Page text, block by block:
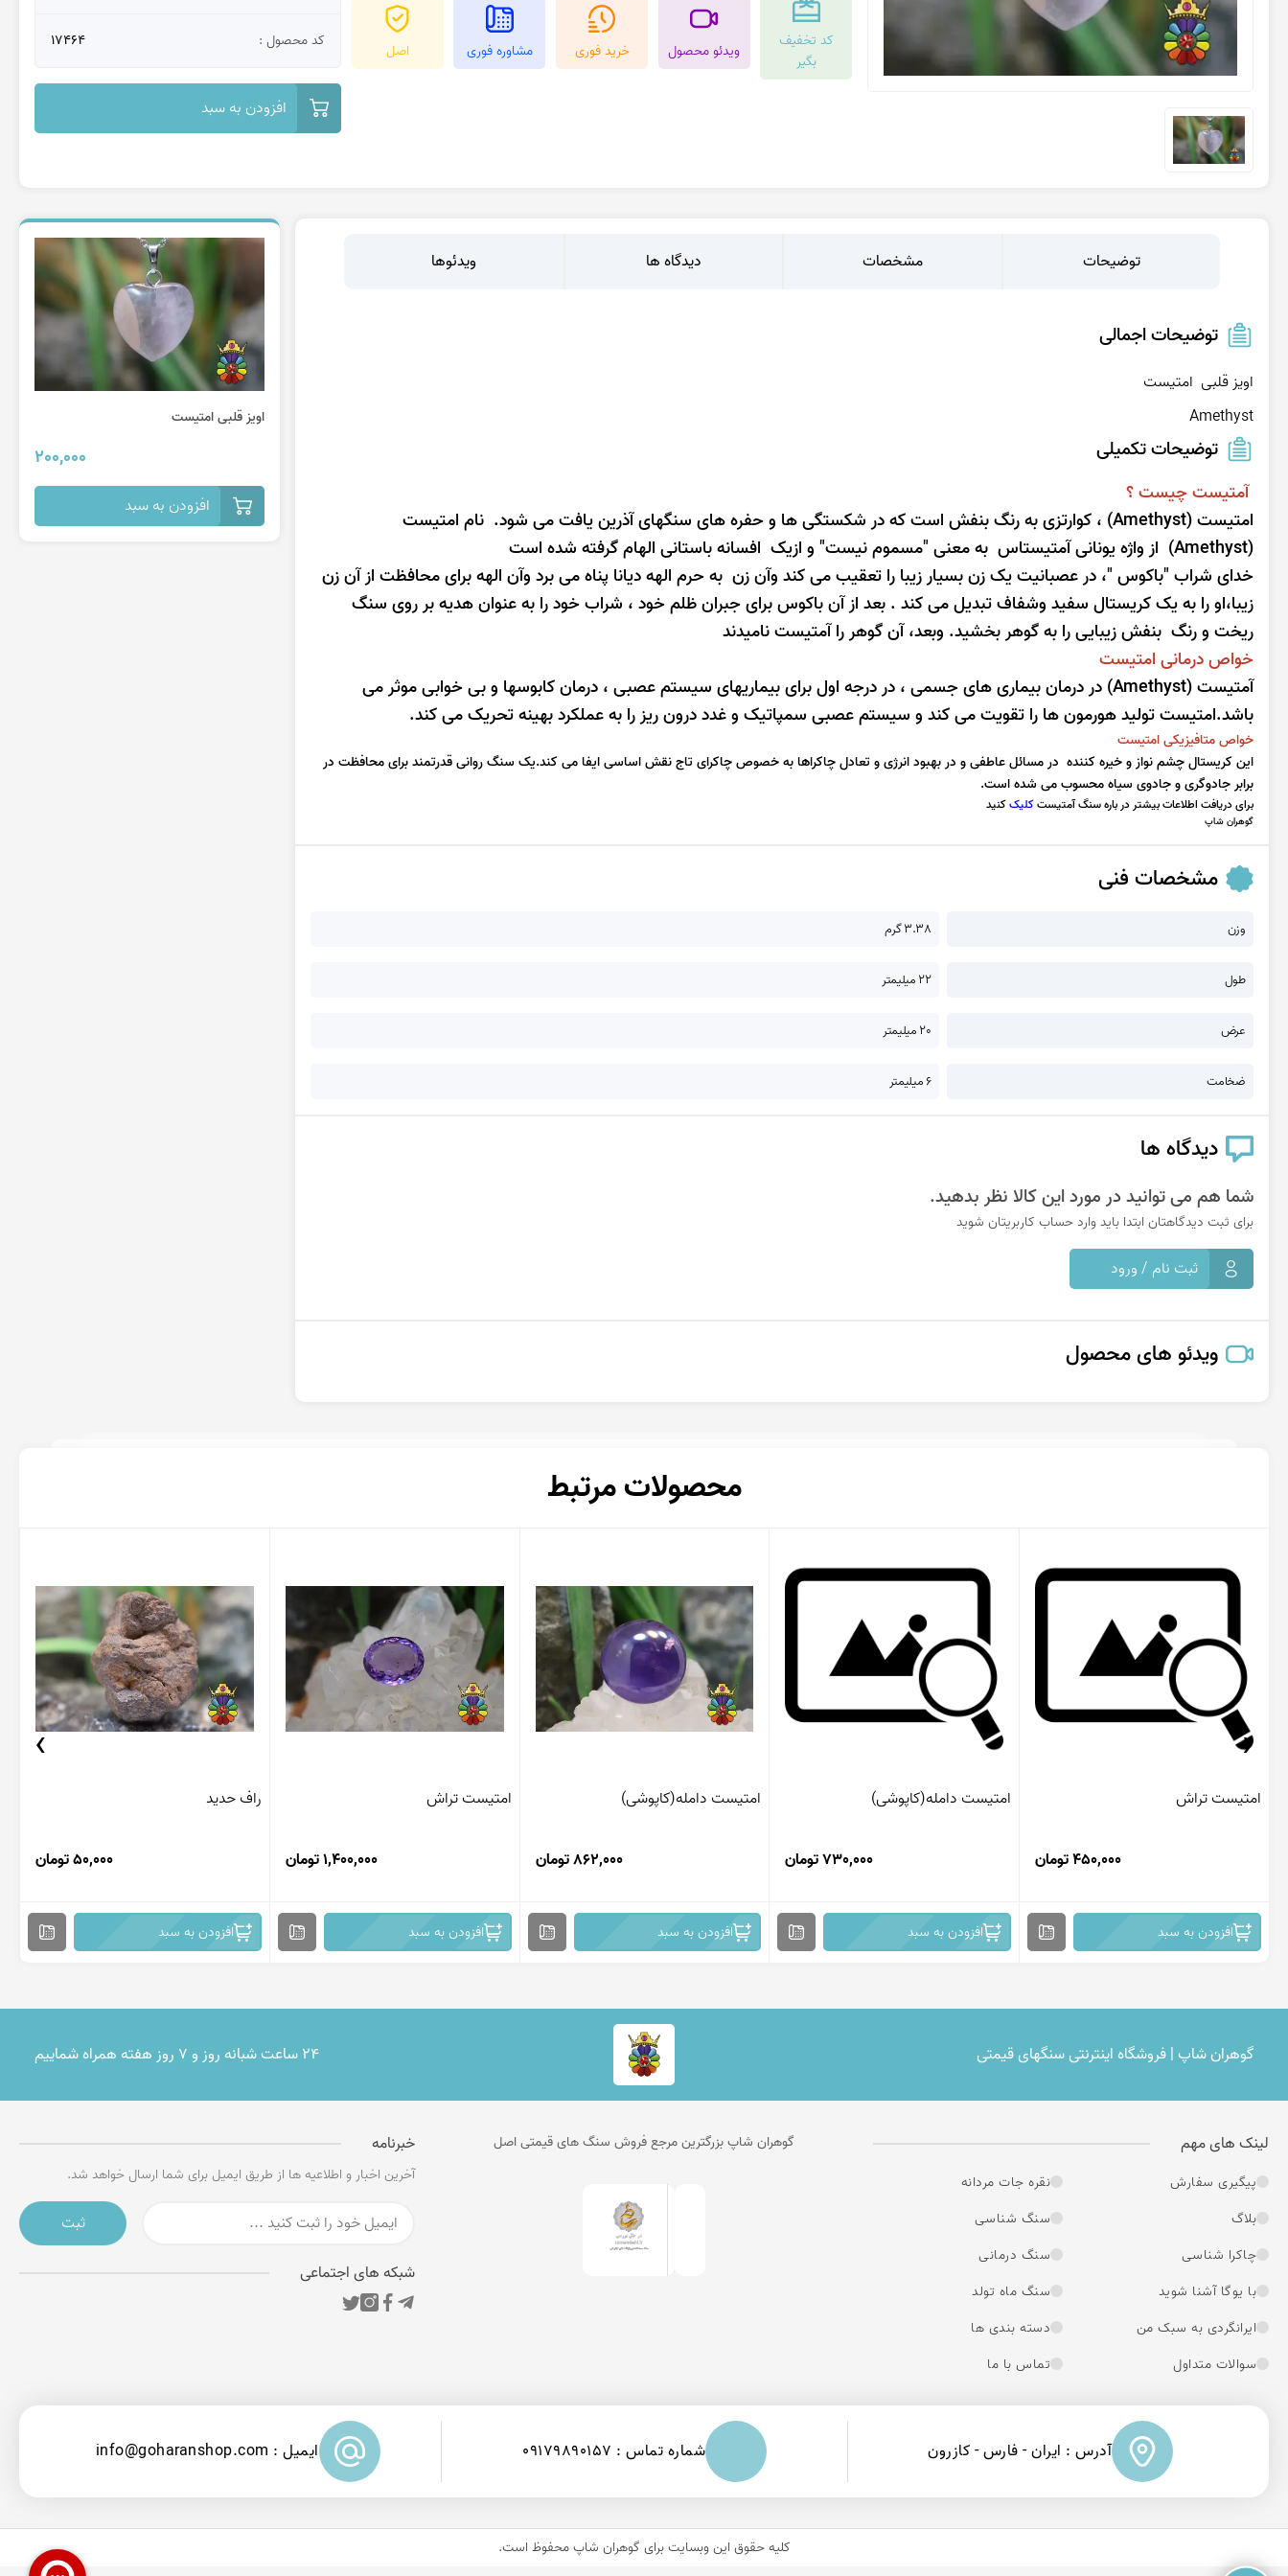
عقیق یمن بنفش
استیک اگات عقیق اتشین
کد تخفیف
بگیر
ویدئو محصول خرید فوری مشاوره فوری اصل کد محصول : 17464
افزودن به سبد
توضیحات مشخصات دیدگاه ها ویدئوها
توضیحات اجمالی
Amethyst
توضیحات تکمیلی
آمتیست چیست ؟
امتیست (Amethyst) ، کوارتزی به رنگ بنفش است که در شکستگی ها و حفره های سنگهای آذرین یافت می شود. نام امتیست
(Amethyst) از واژه یونانی آمتیستاس به معنی "مسموم نیست" و ازیک افسانه باستانی الهام گرفته شده است
خدای شراب "باکوس "، در عصبانیت یک زن بسیار زیبا را تعقیب می کند وآن زن به حرم الهه دیانا پناه می برد وآن الهه برای محافظت از آن زن
زیبا،او را به یک کریستال سفید وشفاف تبدیل می کند . بعد از آن باکوس برای جبران ظلم خود ، شراب خود را به عنوان هدیه بر روی سنگ
ریخت و رنگ بنفش زیبایی را به گوهر بخشید. وبعد، آن گوهر را آمتیست نامیدند
خواص درمانی امتیست
آمتیست (Amethyst) در درمان بیماری های جسمی ، در درجه اول برای بیماریهای سیستم عصبی ، درمان کابوسها و بی خوابی موثر می
باشد.امتیست تولید هورمون ها را تقویت می کند و سیستم عصبی سمپاتیک و غدد درون ریز را به عملکرد بهینه تحریک می کند.
خواص متافیزیکی امتیست
این کریستال چشم نواز و خیره کننده در مسائل عاطفی و در بهبود انرژی و تعادل چاکراها به خصوص چاکرای تاج نقش اساسی ایفا می کند.یک سنگ روانی قدرتمند برای محافظت در
برابر جادوگری و جادوی سیاه محسوب می شده است.
برای دریافت اطلاعات بیشتر در باره سنگ آمتیستکلیککنید
گوهران شاپ
مشخصات فنی
وزن 3.38 گرم
طول 22 میلیمتر
عرض 20 میلیمتر
ضخامت 6 میلیمتر
دیدگاه ها
شما هم می توانید در مورد این کالا نظر بدهید.
برای ثبت دیدگاهتان ابتدا باید وارد حساب کاربریتان شوید
ثبت نام / ورود
ویدئو های محصول
اویز قلبی امتیست
200,000
افزودن به سبد
محصولات مرتبط
امتیست تراش
450,000 تومان
افزودن به سبد
امتیست دامله(کاپوشی)
730,000 تومان
افزودن به سبد
امتیست دامله(کاپوشی)
862,000 تومان
افزودن به سبد
امتیست تراش
1,400,000 تومان
افزودن به سبد
راف حدید
50,000 تومان
افزودن به سبد
‹
›
گوهران شاپ | فروشگاه اینترنتی سنگهای قیمتی ۲۴ ساعت شبانه روز و ۷ روز هفته همراه شماییم
لینک های مهم
پیگیری سفارش
نقره جات مردانه
بلاگ
سنگ شناسی
چاکرا شناسی
سنگ درمانی
با یوگا آشنا شوید
سنگ ماه تولد
ایرانگردی به سبک من
دسته بندی ها
سوالات متداول
تماس با ما
گوهران شاپ بزرگترین مرجع فروش سنگ های قیمتی اصل خبرنامه
آخرین اخبار و اطلاعیه ها از طریق ایمیل برای شما ارسال خواهد شد.
ثبت
شبکه های اجتماعی
آدرس : ایران - فارس - کازرون شماره تماس : 09179890157 ایمیل : info@goharanshop.com
کلیه حقوق این وبسایت برای گوهران شاپمحفوظ است.